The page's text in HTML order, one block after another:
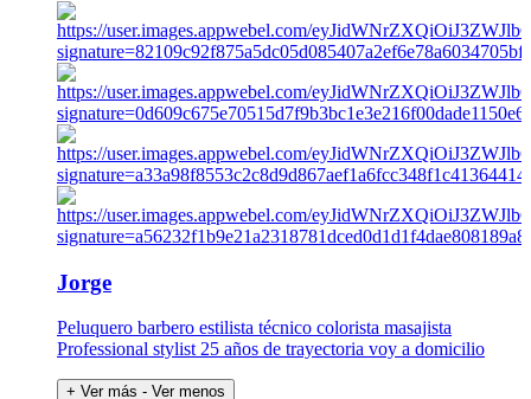
Jorge
Peluquero barbero estilista técnico colorista masajista
Professional stylist 25 años de trayectoria voy a domicilio
+ Ver más - Ver menos